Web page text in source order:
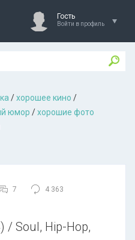
Гость
Войти в профиль
/хорошее кино /
юмор /хорошие фото
7
4 363
/ Soul, Hip-Hop,